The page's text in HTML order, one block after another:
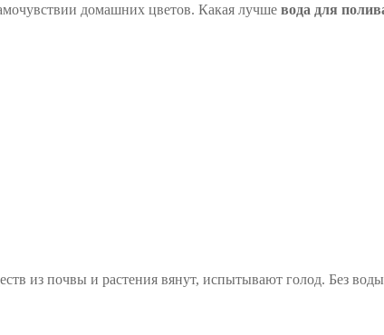
домашних цветов. Какая лучше вода для
из почвы и растения вянут, испытывают голод. Без